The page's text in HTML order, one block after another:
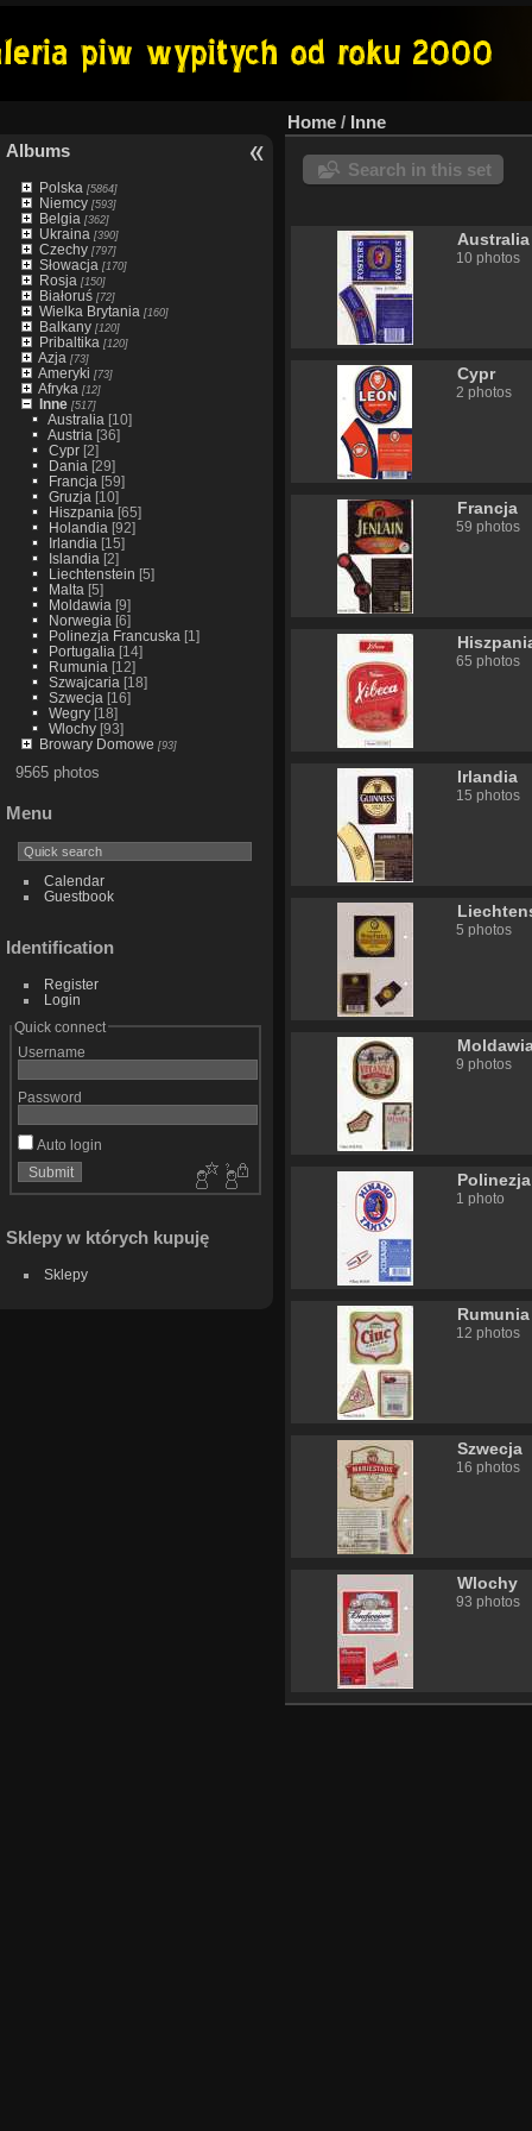
Albums
Polska [5864]
Niemcy[593]
Belgia [362]
Ukraina [390]
Czechy[797]
Słowacja [170]
Rosja [150]
Białoruś[72]
Wielka Brytania [160]
Balkany[120]
Pribaltika [120]
Azja [73]
Ameryki [73]
Afryka [12]
Inne[517]
Australia [10]
Austria [36]
Cypr[2]
Dania [29]
Francja [59]
Gruzja [10]
Hiszpania [65]
Holandia [92]
Irlandia [15]
Islandia [2]
Liechtenstein [5]
Malta [5]
Moldawia [9]
Norwegia [6]
Polinezja Francuska [1]
Portugalia [14]
Rumunia [12]
Szwajcaria [18]
Szwecja [16]
Wegry[18]
Wlochy[93]
Browary Domowe [93]
9565 photos
Menu
Calendar
Guestbook
Identification
Register
Login
Quick connect
Username
Password
Auto login
Sklepy w których kupuję
Sklepy
Home / Inne
Search in this set
Australia
10 photos
Cypr
2 photos
Francja
59 photos
65 photos
Irlandia
15 photos
5 photos
9 photos
1 photo
Rumunia
12 photos
Szwecja
16 photos
Wlochy
93 photos